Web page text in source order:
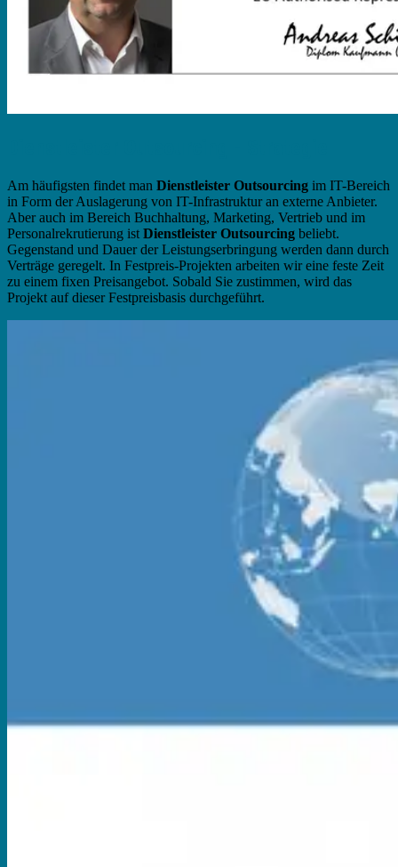
Am häufigsten findet man Dienstleister Outsourcing im IT-Bereich
in Form der Auslagerung von IT-Infrastruktur an externe Anbieter.
Aber auch im Bereich Buchhaltung, Marketing, Vertrieb und im
Personalrekrutierung ist Dienstleister Outsourcing beliebt.
Gegenstand und Dauer der Leistungserbringung werden dann durch
Verträge geregelt. In Festpreis-Projekten arbeiten wir eine feste Zeit
zu einem fixen Preisangebot. Sobald Sie zustimmen, wird das
Projekt auf dieser Festpreisbasis durchgeführt.